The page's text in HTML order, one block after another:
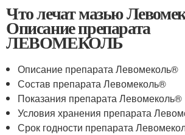
Что лечат мазью
Описание препарата
ЛЕВОМЕКОЛЬ
Описание препарата Левомеколь®
Состав препарата Левомеколь®
Показания препарата Левомеколь®
Условия хранения препарата
Срок годности препарата